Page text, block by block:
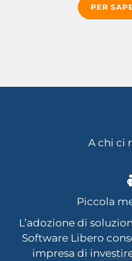
PER
A chi ci
Piccola
L’adozione di
Software Libero
impresa di